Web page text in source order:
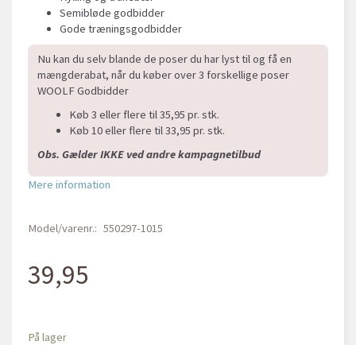
Semibløde godbidder
Gode træningsgodbidder
Nu kan du selv blande de poser du har lyst til og få en
mængderabat, når du køber over 3 forskellige poser
WOOLF Godbidder
Køb 3 eller flere til 35,95 pr. stk.
Køb 10 eller flere til 33,95 pr. stk.
Obs. Gælder IKKE ved andre kampagnetilbud
Mere information
Model/varenr.: 550297-1015
39,95
På lager